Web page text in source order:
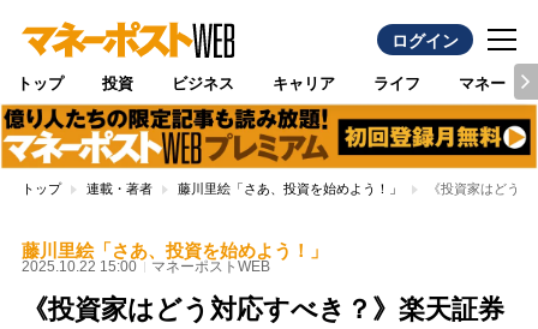
ログイン
トップ 投資 ビジネス キャリア ライフ マネー
トップ 連載・著者 藤川里絵「さあ、投資を始めよう！」 《投資家はどう
藤川里絵「さあ、投資を始めよう！」
2025.10.22 15:00 マネーポストWEB
《投資家はどう対応すべき？》楽天証券